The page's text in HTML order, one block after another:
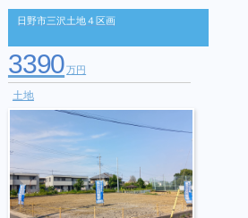
日野市三沢土地４区画
3390万円
土地